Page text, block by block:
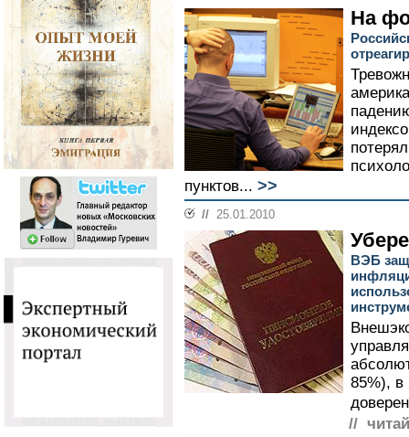
На
пунктов... >>
// 25.01.2010
ВЭБ
85%), в
//